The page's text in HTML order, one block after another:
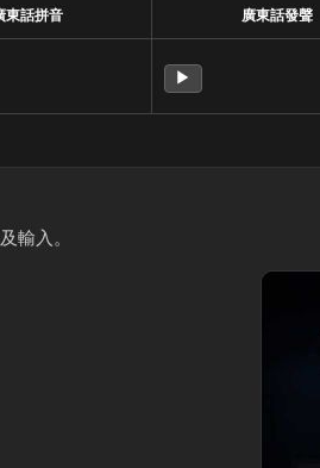
東話拼音 廣東話發聲
▶
輸入。